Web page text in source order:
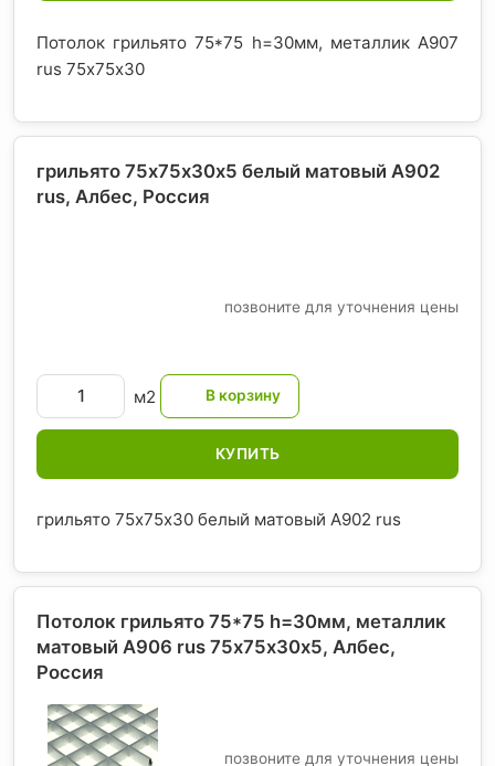
Потолок грильято 75*75 h=30мм, металлик А907
rus 75х75х30
грильято 75х75х30х5 белый матовый А902
rus, Албес, Россия
позвоните для уточнения цены
м2
КУПИТЬ
грильято 75х75х30 белый матовый А902 rus
Потолок грильято 75*75 h=30мм, металлик
матовый А906 rus 75х75х30х5, Албес,
Россия
позвоните для уточнения цены